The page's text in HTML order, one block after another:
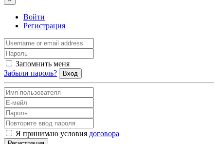
Войти
Регистрация
Запомнить меня
Забыли пароль?
Вход
Я принимаю условия договора